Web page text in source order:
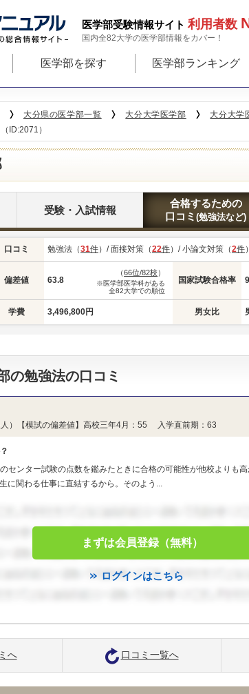
医学部受験情報サイト 利用者数
国内全82大学の医学部情報をカバー！
医学部を探す 医学部ランキング
大分県の医学部一覧 大分大学医学部
大分大学
ID:2071）
受験・入試情報
合格するための
口コミ (勉強法など)
口コミ 勉強法（31件）/ 面接対策（22件）/ 小論文対策（2件
偏差値 63.8
（66位/82校）
※医学部医学科がある
全82大学での順位
国家試験合格率
学費 3,496,800円 男女比
の勉強法の口コミ
人）【模試の偏差値】高校三年4月：55 入学直前期：63
センター試験の点数を鑑みたときに合格の可能性が他校よりも高
に関わる仕事に直結するから。そのよう...
まずは会員登録（無料）
ログインはこちら
へ 口コミ一覧へ